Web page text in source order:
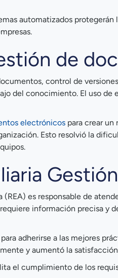
automatizados
de
control de
del conocimiento. El uso de
electrónicos para crear
Esto resolvió la
es responsable de
información precisa y
para adherirse a las mejores
y aumentó la
el cumplimiento de los